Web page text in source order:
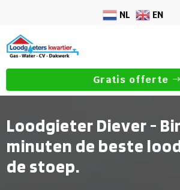
NL EN
Gratis offerte
Loodgieter Diever -
minuten de beste
de stoep.